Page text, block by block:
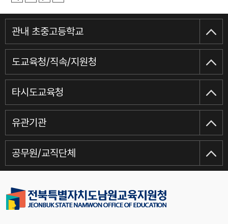
관내 초중고등학교
도교육청/직속/지원청
타시도교육청
유관기관
공무원/교직단체